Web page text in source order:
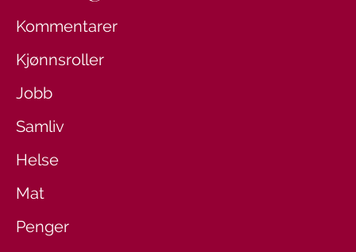
Kommentarer
Kjønnsroller
Jobb
Samliv
Helse
Mat
Penger